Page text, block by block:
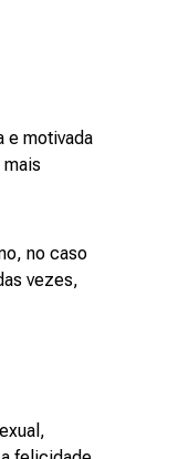
e motivada
no caso
vezes,